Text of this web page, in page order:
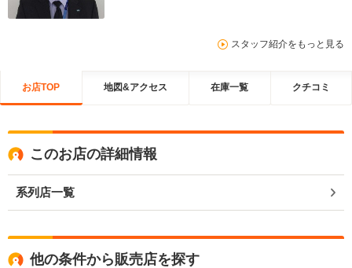
スタッフ紹介をもっと見る
お店TOP 地図&アクセス 在庫一覧 クチコミ
このお店の詳細情報
系列店一覧
他の条件から販売店を探す